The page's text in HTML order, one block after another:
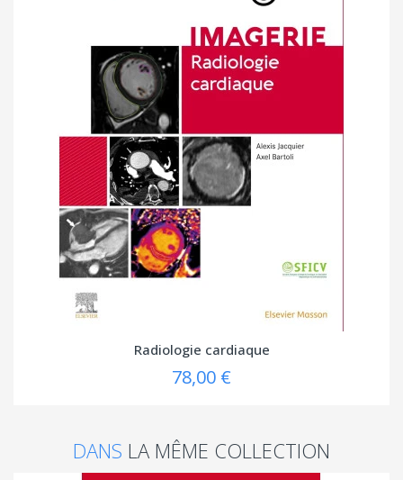
Radiologie cardiaque
78,00 €
DANS LA MÊME COLLECTION